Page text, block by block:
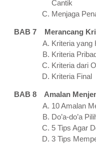
Cantik
Menjaga
BAB 7 Merancang
Kriteria yang
Kriteria
Kriteria dari
Kriteria Final
BAB 8 Amalan
10 Amalan
Do’a-do’a
5 Tips Agar
3 Tips